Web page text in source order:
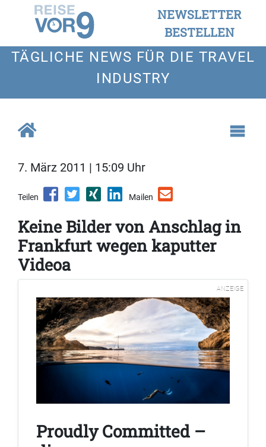
NEWSLETTER
BESTELLEN
TÄGLICHE NEWS FÜR DIE TRAVEL
INDUSTRY
7. März 2011 | 15:09 Uhr
Teilen Mailen
Keine Bilder von Anschlag in
Frankfurt wegen kaputter
Videoa
ANZEIGE
Proudly Committed –